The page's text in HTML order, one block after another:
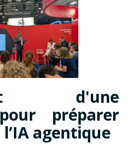
d'une
préparer
agentique